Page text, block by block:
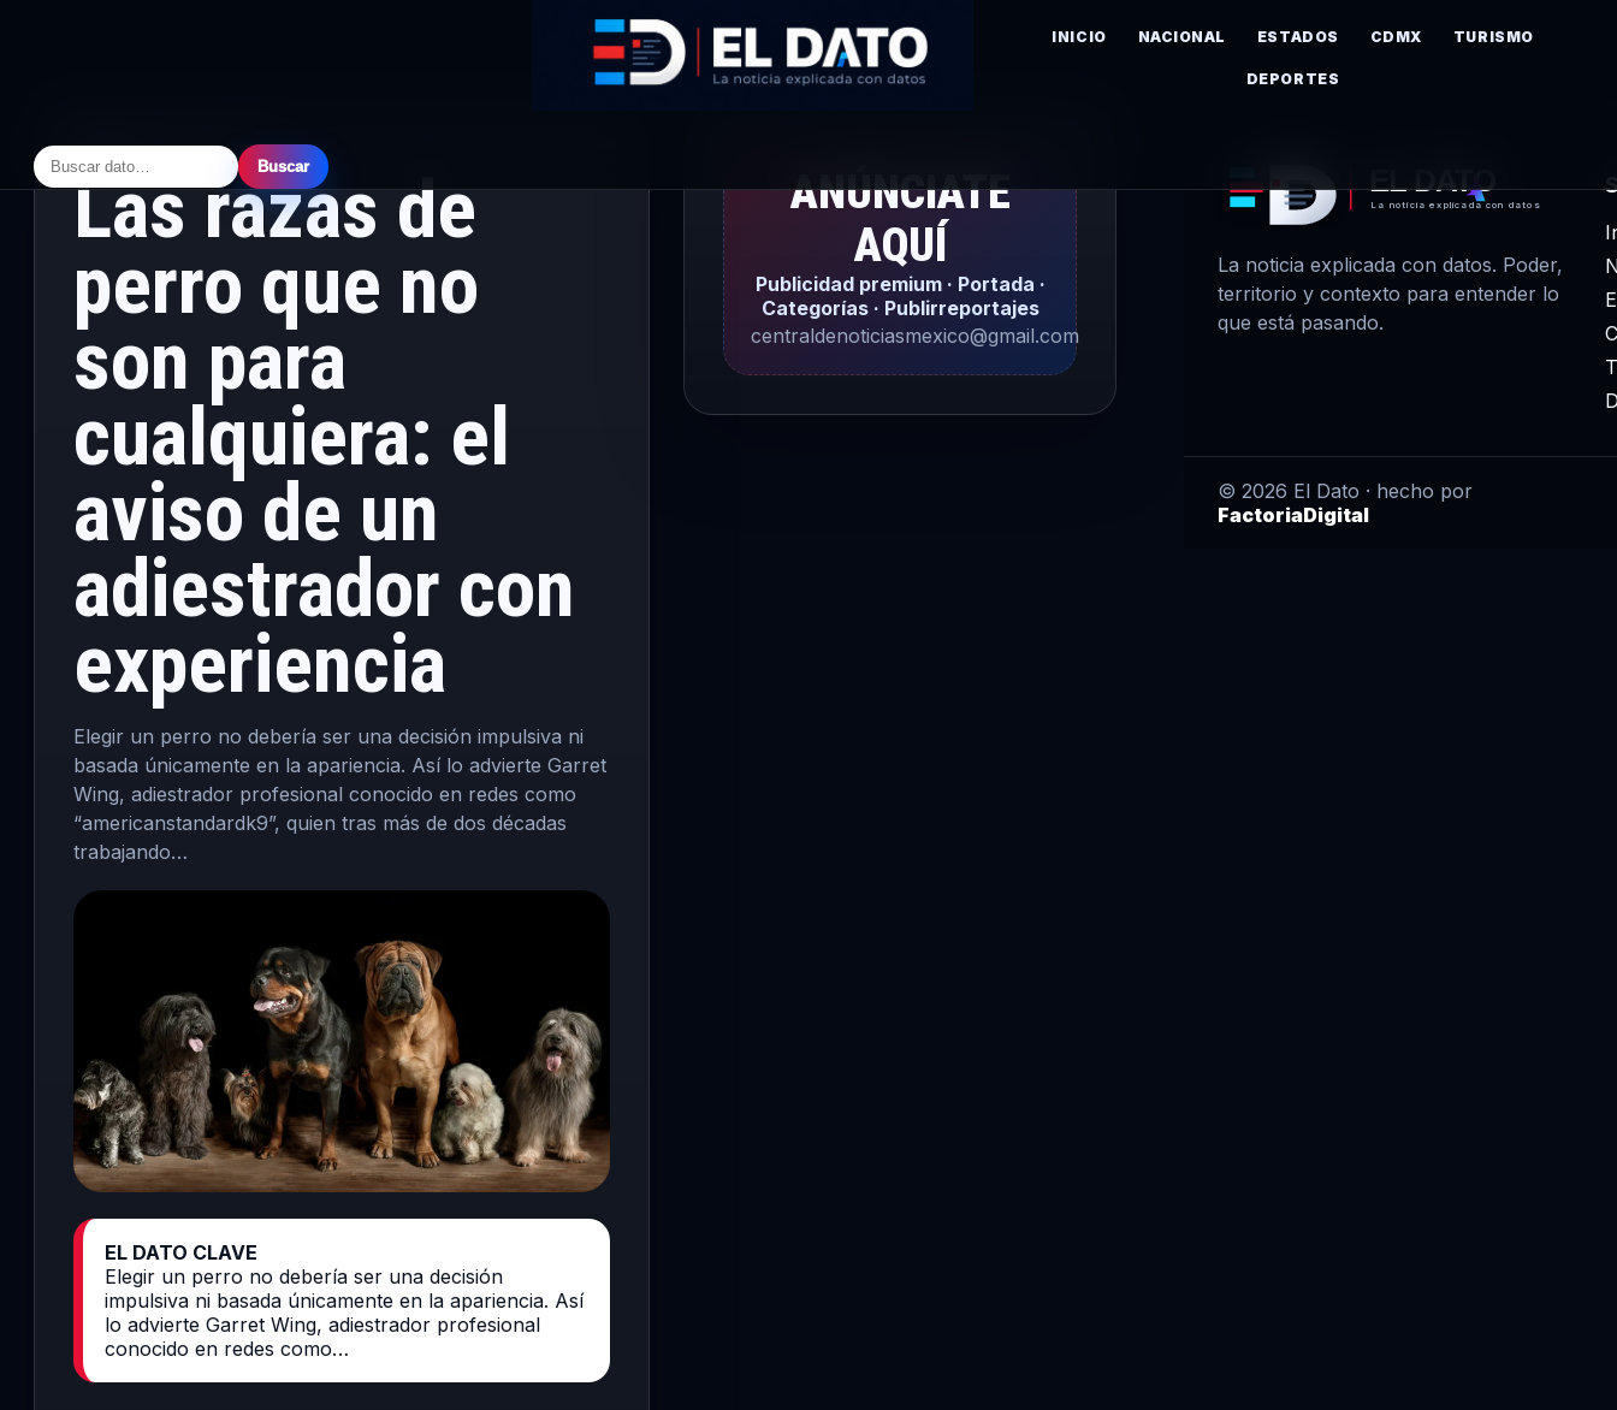
INICIO NACIONAL ESTADOS CDMX TURISMO
DEPORTES
Buscar
PRINCIPAL· ABRIL 20, 2026
Las razas de
perro que no
son para
cualquiera: el
aviso de un
adiestrador con
experiencia
Elegir un perro no debería ser una decisión impulsiva ni
basada únicamente en la apariencia. Así lo advierte Garret
Wing, adiestrador profesional conocido en redes como
“americanstandardk9”, quien tras más de dos décadas
trabajando…
EL DATO CLAVE
Elegir un perro no debería ser una decisión
impulsiva ni basada únicamente en la apariencia. Así
lo advierte Garret Wing, adiestrador profesional
conocido en redes como…
ANÚNCIATE
AQUÍ
Publicidad premium · Portada ·
Categorías · Publirreportajes
centraldenoticiasmexico@gmail.com
EL DATO
La noticia explicada con datos
La noticia explicada con datos. Poder,
territorio y contexto para entender lo
que está pasando.
© 2026 El Dato · hecho por
FactoriaDigital